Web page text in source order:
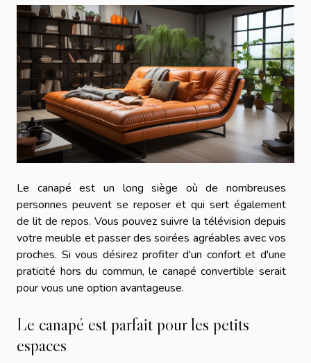
Le canapé est un long siège où de nombreuses
personnes peuvent se reposer et qui sert également
de lit de repos. Vous pouvez suivre la télévision depuis
votre meuble et passer des soirées agréables avec vos
proches. Si vous désirez profiter d'un confort et d'une
praticité hors du commun, le canapé convertible serait
pour vous une option avantageuse.
Le canapé est parfait pour les petits
espaces